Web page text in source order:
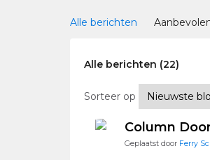
Alle berichten
Alle berichten (22)
Sorteer op
Column
Geplaatst door Ferry